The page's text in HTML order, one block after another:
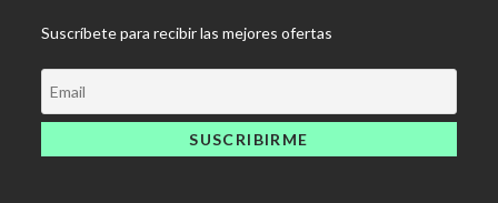
una
nueva
pestaña
una
nueva
pestaña
Suscríbete para recibir las mejores ofertas